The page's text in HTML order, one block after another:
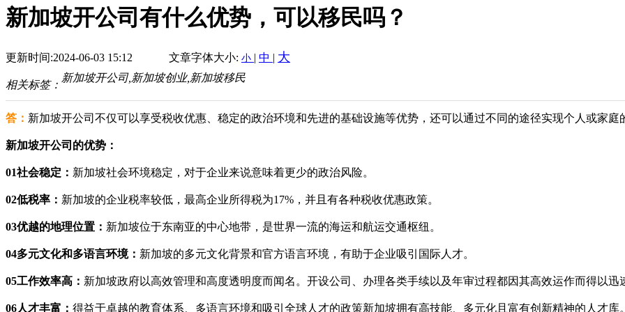
新加坡开公司有什么优势，可以移民吗？
更新时间:2024-06-03 15:12 文章字体大小: 小 | 中 | 大
相关标签：
新加坡开公司,新加坡创业,新加坡移民
答： 新加坡开公司不仅可以享受税收优惠、稳定的政治环境和先进的基础设施等优势，还可以通过不同的途径实现个人或家庭
新加坡开公司的优势：
01社会稳定： 新加坡社会环境稳定，对于企业来说意味着更少的政治风险。
02低税率： 新加坡的企业税率较低，最高企业所得税为17%，并且有各种税收优惠政策。
03优越的地理位置： 新加坡位于东南亚的中心地带，是世界一流的海运和航运交通枢纽。
04多元文化和多语言环境： 新加坡的多元文化背景和官方语言环境，有助于企业吸引国际人才。
05工作效率高： 新加坡政府以高效管理和高度透明度而闻名。开设公司、办理各类手续以及年审过程都因其高效运作而得以迅
06人才丰富： 得益于卓越的教育体系、多语言环境和吸引全球人才的政策新加坡拥有高技能、多元化且富有创新精神的人才库。